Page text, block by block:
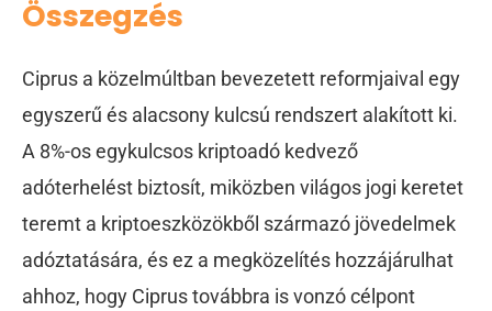
Összegzés
Ciprus a közelmúltban bevezetett reformjaival egy
egyszerű és alacsony kulcsú rendszert alakított ki.
A 8%-os egykulcsos kriptoadó kedvező
adóterhelést biztosít, miközben világos jogi keretet
teremt a kriptoeszközökből származó jövedelmek
adóztatására, és ez a megközelítés hozzájárulhat
ahhoz, hogy Ciprus továbbra is vonzó célpont